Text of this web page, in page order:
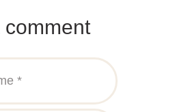
comment